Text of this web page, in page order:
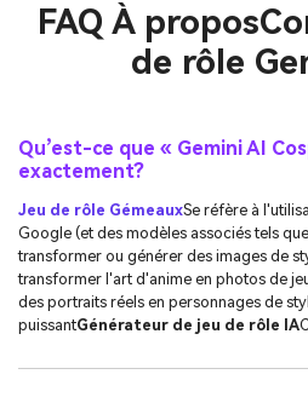
FAQ À propos
de rôle
Qu’est-ce que « Gemini AI
exactement?
Jeu de rôle GémeauxSe réfère à
Google (et des modèles associés tels que
transformer ou générer des images de
transformer l'art d'anime en photos de
des portraits réels en personnages de
puissantGénérateur de jeu de rôle IA